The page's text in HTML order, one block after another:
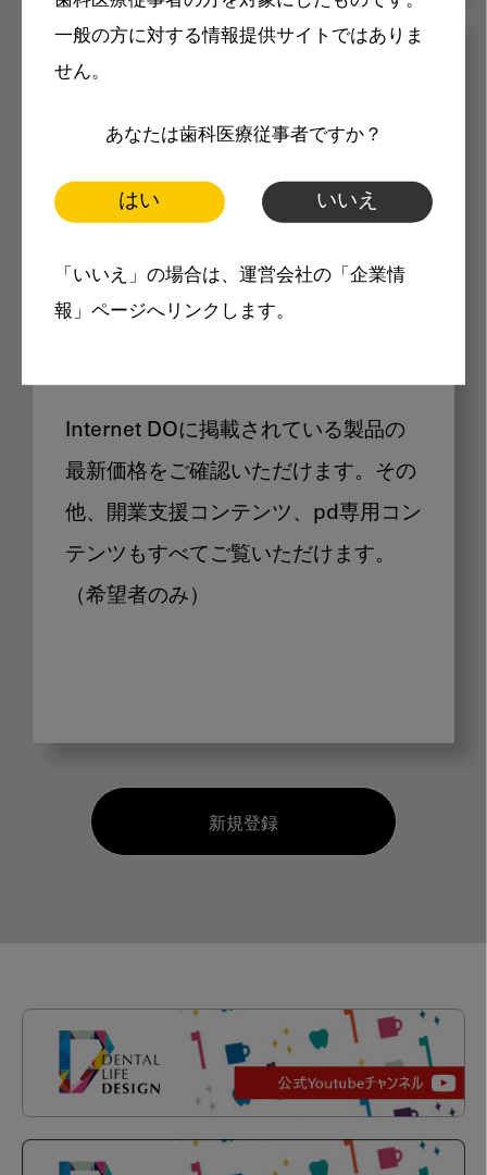
一般の方に対する情報提供サイトではありま
せん。
あなたは歯科医療従事者ですか？
はい いいえ
「いいえ」の場合は、運営会社の「企業情
報」ページへリンクします。
Internet DOに掲載されている
製品価格も閲覧可能
Internet DOに掲載されている製品の
最新価格をご確認いただけます。その
他、開業支援コンテンツ、pd専用コン
テンツもすべてご覧いただけます。
（希望者のみ）
新規登録